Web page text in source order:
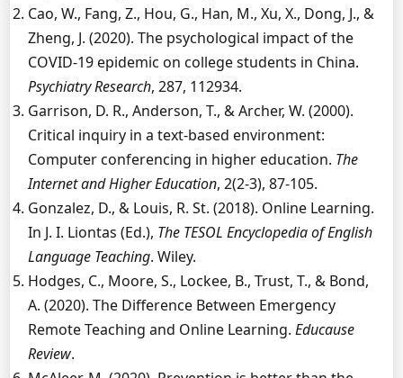
Cao, W., Fang, Z., Hou, G., Han, M., Xu, X., Dong, J., &
Zheng, J. (2020). The psychological impact of the
COVID-19 epidemic on college students in China.
Psychiatry Research, 287, 112934.
Garrison, D. R., Anderson, T., & Archer, W. (2000).
Critical inquiry in a text-based environment:
Computer conferencing in higher education. The
Internet and Higher Education, 2(2-3), 87-105.
Gonzalez, D., & Louis, R. St. (2018). Online Learning.
In J. I. Liontas (Ed.), The TESOL Encyclopedia of English
Language Teaching. Wiley.
Hodges, C., Moore, S., Lockee, B., Trust, T., & Bond,
A. (2020). The Difference Between Emergency
Remote Teaching and Online Learning. Educause
Review.